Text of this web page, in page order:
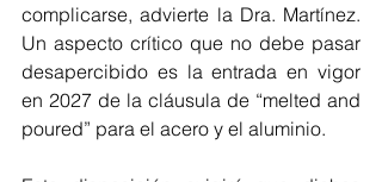
complicarse, advierte la Dra. Martínez.
Un aspecto crítico que no debe pasar
desapercibido es la entrada en vigor
en 2027 de la cláusula de “melted and
poured” para el acero y el aluminio.